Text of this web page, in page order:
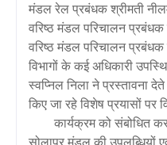
मंडल रेल प्रबंधक श्रीमती
वरिष्ठ मंडल परिचालन
वरिष्ठ मंडल परिचालन
विभागों के कई अधिकारी
स्वप्निल निला ने प्रस्तावना
किए जा रहे विशेष प्रयासों पर
कार्यक्रम को संबोधित